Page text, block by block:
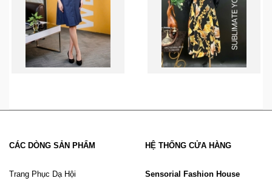
CÁC DÒNG SẢN PHẨM
Trang Phục Dạ Hội
HỆ THỐNG CỬA HÀNG
Sensorial Fashion House